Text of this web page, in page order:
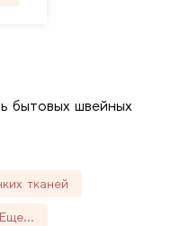
бытовых швейных
тканей
Еще...